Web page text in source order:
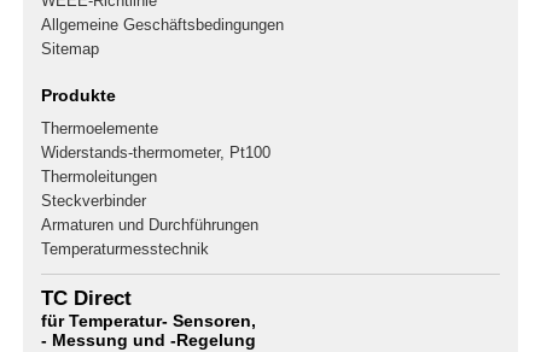
Allgemeine Geschäftsbedingungen
Sitemap
Produkte
Thermoelemente
Widerstands-thermometer, Pt100
Thermoleitungen
Steckverbinder
Armaturen und Durchführungen
Temperaturmesstechnik
TC Direct
für Temperatur- Sensoren,
- Messung und -Regelung